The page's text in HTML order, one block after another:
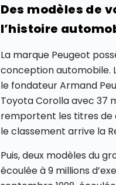
Des modèles de
l’histoire
La marque Peugeot
conception automobile.
le fondateur Armand
Toyota Corolla avec 37
remportent les titres de
le classement arrive la
Puis, deux modèles du
écoulée à 9 millions